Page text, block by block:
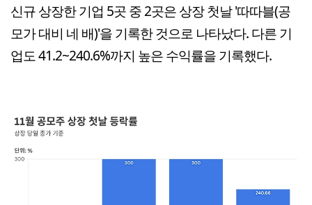
신규 상장한 기업 5곳 중 2곳은 상장 첫날 '따따블(공
모가 대비 네 배)'을 기록한 것으로 나타났다. 다른 기
업도 41.2~240.6%까지 높은 수익률을 기록했다.